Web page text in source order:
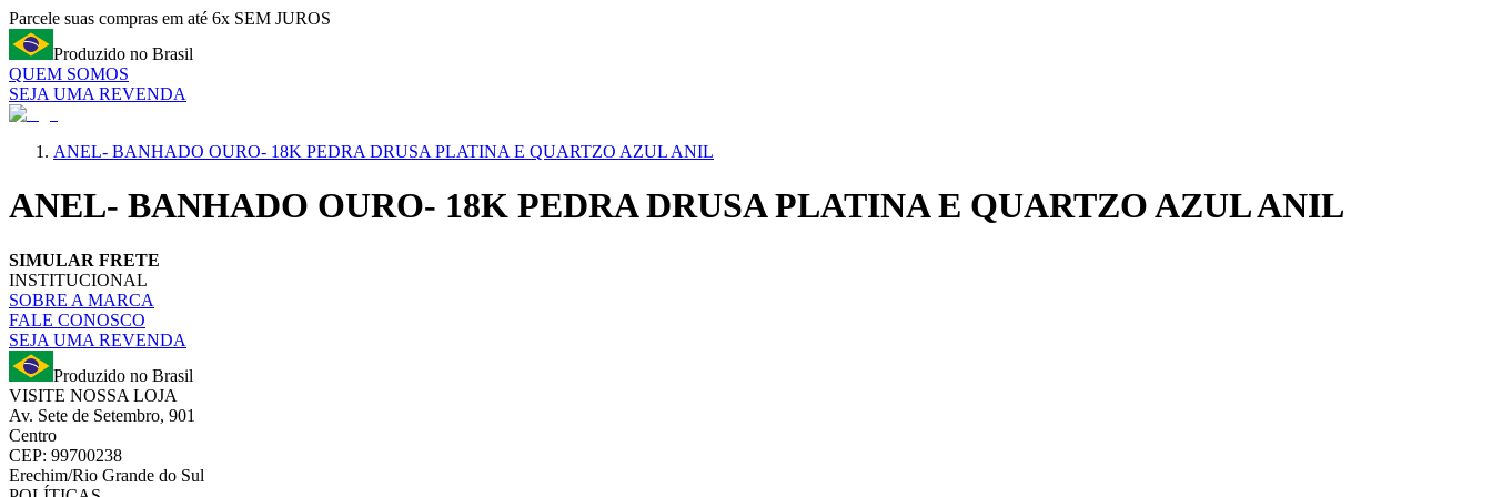
Parcele suas compras em até 6x SEM JUROS
Produzido no Brasil
QUEM SOMOS
SEJA UMA REVENDA
ANEL- BANHADO OURO- 18K PEDRA DRUSA PLATINA E QUARTZO AZUL ANIL
ANEL- BANHADO OURO- 18K PEDRA DRUSA PLATINA E QUARTZO AZUL ANIL
SIMULAR FRETE
INSTITUCIONAL
SOBRE A MARCA
FALE CONOSCO
SEJA UMA REVENDA
Produzido no Brasil
VISITE NOSSA LOJA
Av. Sete de Setembro, 901
Centro
CEP: 99700238
Erechim/Rio Grande do Sul